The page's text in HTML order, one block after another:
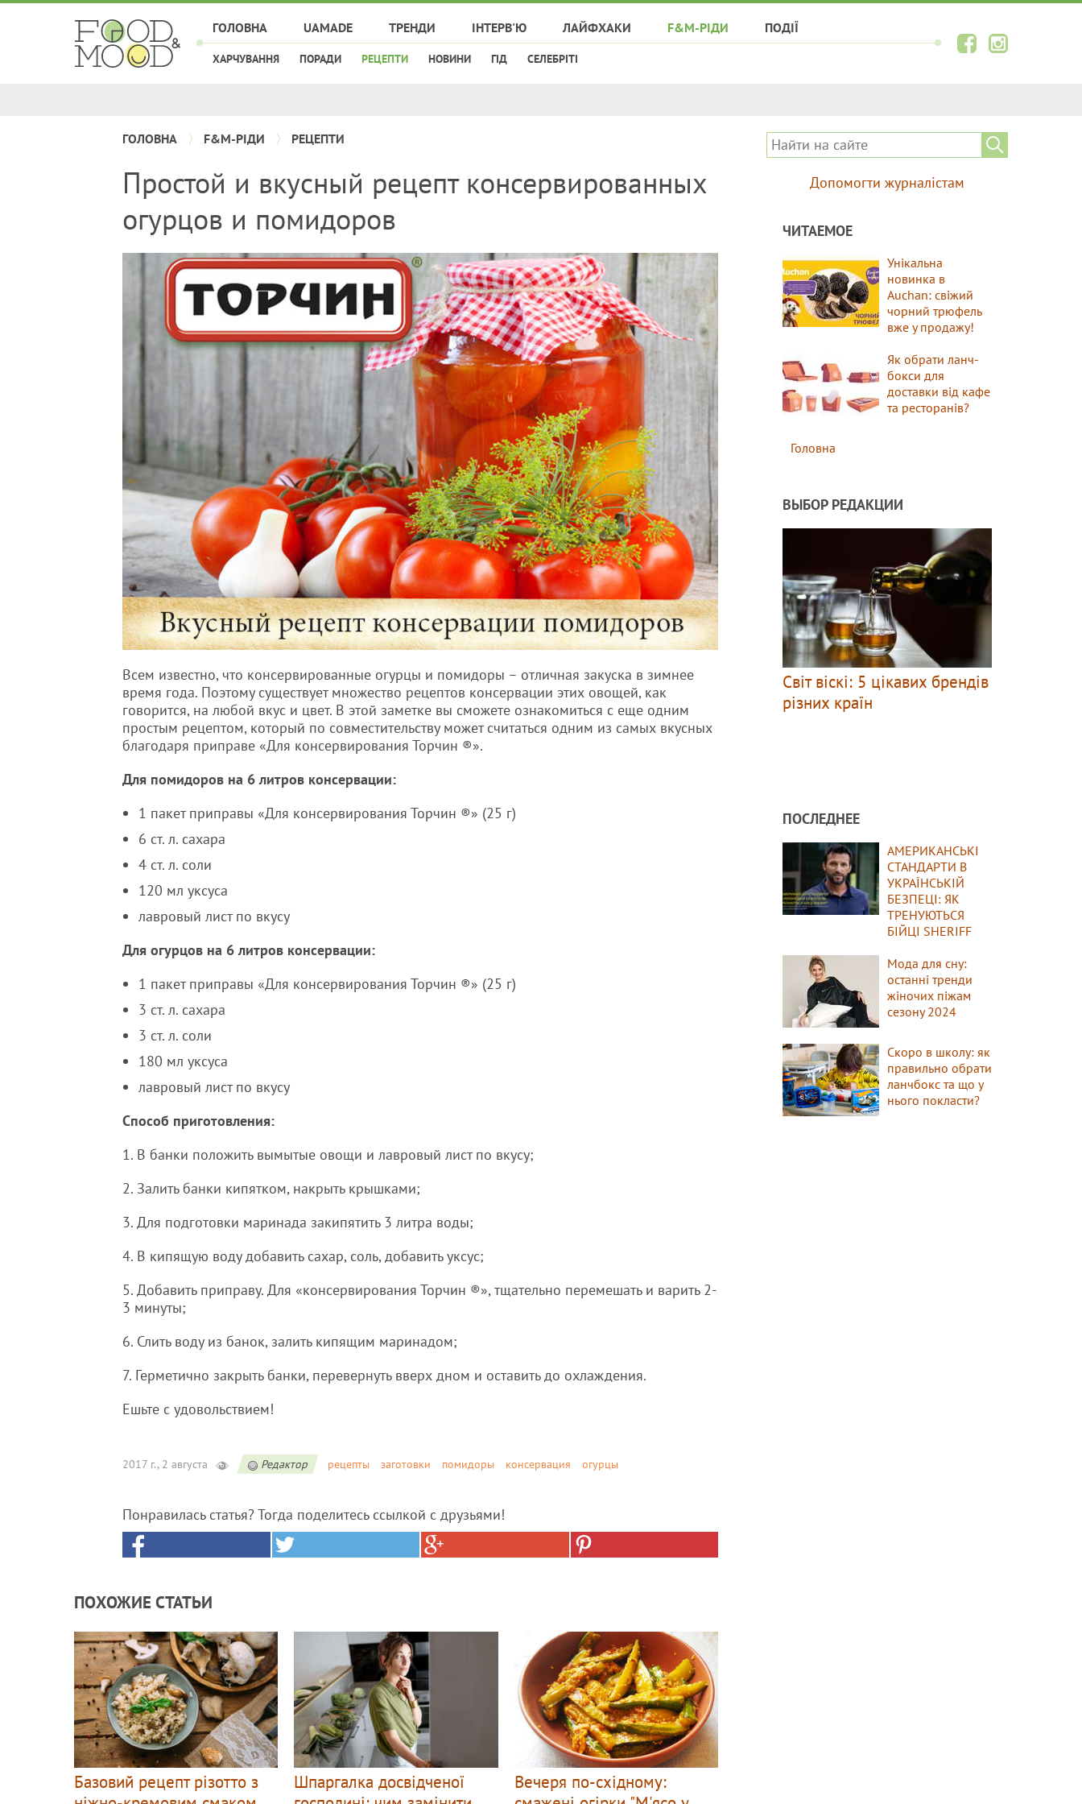
ГОЛОВНА UAMADE ТРЕНДИ ІНТЕРВ'Ю ЛАЙФХАКИ F&M-РІДИ
ХАРЧУВАННЯ ПОРАДИ РЕЦЕПТИ НОВИНИ ГІД СЕЛЕБРІТІ
ПОДІЇ
ГОЛОВНА F&M-РІДИ РЕЦЕПТИ
Простой и вкусный рецепт консервированных
огурцов и помидоров
Всем известно, что консервированные огурцы и помидоры – отличная закуска в зимнее
время года. Поэтому существует множество рецептов консервации этих овощей, как
говорится, на любой вкус и цвет. В этой заметке вы сможете ознакомиться с еще одним
простым рецептом, который по совместительству может считаться одним из самых вкусных
благодаря приправе «Для консервирования Торчин ®».
Для помидоров на 6 литров консервации:
1 пакет приправы «Для консервирования Торчин ®» (25 г)
6 ст. л. сахара
4 ст. л. соли
120 мл уксуса
лавровый лист по вкусу
Для огурцов на 6 литров консервации:
1 пакет приправы «Для консервирования Торчин ®» (25 г)
3 ст. л. сахара
3 ст. л. соли
180 мл уксуса
лавровый лист по вкусу
Способ приготовления:
1. В банки положить вымытые овощи и лавровый лист по вкусу;
2. Залить банки кипятком, накрыть крышками;
3. Для подготовки маринада закипятить 3 литра воды;
4. В кипящую воду добавить сахар, соль, добавить уксус;
5. Добавить приправу. Для «консервирования Торчин ®», тщательно перемешать и варить 2-
3 минуты;
6. Слить воду из банок, залить кипящим маринадом;
7. Герметично закрыть банки, перевернуть вверх дном и оставить до охлаждения.
Ешьте с удовольствием!
2017 г., 2 августа Редактор рецепты заготовки помидоры консервация огурцы
Понравилась статья? Тогда поделитесь ссылкой с друзьями!
ПОХОЖИЕ СТАТЬИ
Базовий рецепт різотто з
Шпаргалка досвідченої
Вечеря по-східному:
Допомогти журналістам
ЧИТАЕМОЕ
Унікальна
новинка в
Auchan: свіжий
чорний трюфель
вже у продажу!
Як обрати ланч-
бокси для
доставки від кафе
та ресторанів?
Головна
ВЫБОР РЕДАКЦИИ
Світ віскі: 5 цікавих брендів
різних країн
ПОСЛЕДНЕЕ
АМЕРИКАНСЬКІ
СТАНДАРТИ В
УКРАЇНСЬКІЙ
БЕЗПЕЦІ: ЯК
ТРЕНУЮТЬСЯ
БІЙЦІ SHERIFF
Мода для сну:
останні тренди
жіночих піжам
сезону 2024
Скоро в школу: як
правильно обрати
ланчбокс та що у
нього покласти?